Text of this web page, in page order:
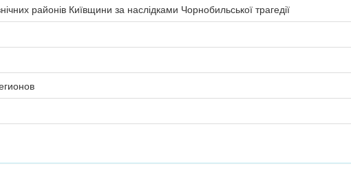
районів Київщини за наслідками Чорнобильської трагедії